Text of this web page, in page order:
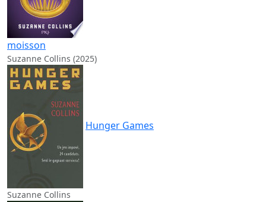
moisson
Suzanne Collins (2025)
Hunger Games
Suzanne Collins